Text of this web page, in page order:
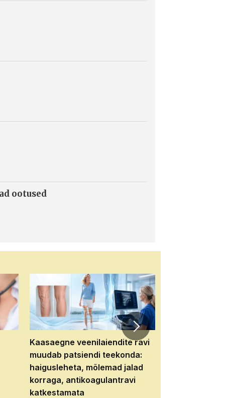
ootused
Kaasaegne veenilaiendite ravi
muudab patsiendi teekonda:
haigusleheta, mõlemad jalad
korraga, antikoagulantravi
katkestamata